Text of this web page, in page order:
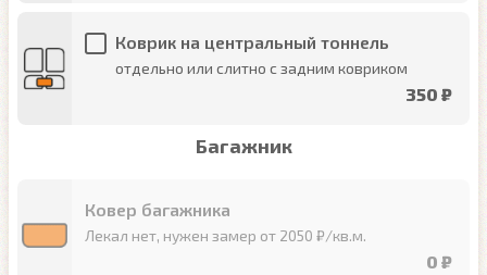
Коврик на центральный тоннель
отдельно или слитно с задним ковриком
350 ₽
Багажник
Ковер багажника
Лекал нет, нужен замер от 2050 ₽/кв.м.
0 ₽